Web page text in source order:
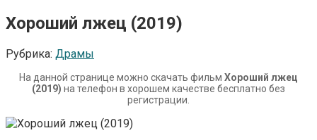
Хороший лжец (2019)
Рубрика: Драмы
На данной странице можно скачать фильм Хороший лжец
(2019) на телефон в хорошем качестве бесплатно без
регистрации.